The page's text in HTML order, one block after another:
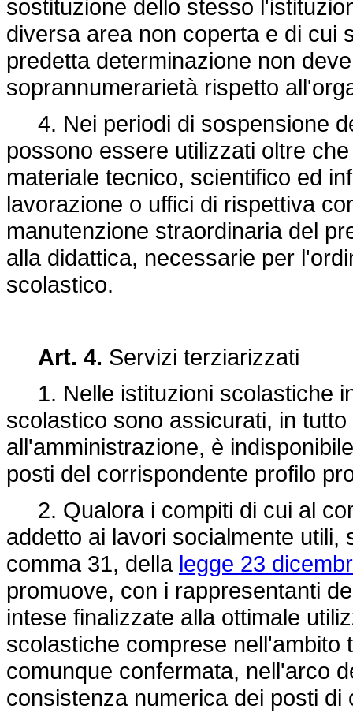
sostituzione dello stesso
diversa area non coperta e di cui
predetta determinazione non
soprannumerarietà rispetto
4. Nei periodi di sospensione
possono essere utilizzati oltre
materiale tecnico, scientifico ed
lavorazione o uffici di rispettiva
manutenzione straordinaria del
alla didattica, necessarie per
scolastico.
Art. 4. Servizi terziarizzati
1. Nelle istituzioni scolastiche
scolastico sono assicurati, in
all'amministrazione, è
posti del corrispondente profilo
2. Qualora i compiti di cui al
addetto ai lavori socialmente
comma 31, della legge 23
promuove, con i rappresentanti
intese finalizzate alla ottimale
scolastiche comprese
comunque confermata, nell'arco
consistenza numerica dei posti di